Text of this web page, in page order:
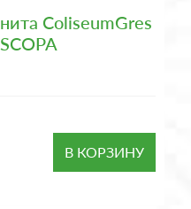
ColiseumGres
В КОРЗИНУ